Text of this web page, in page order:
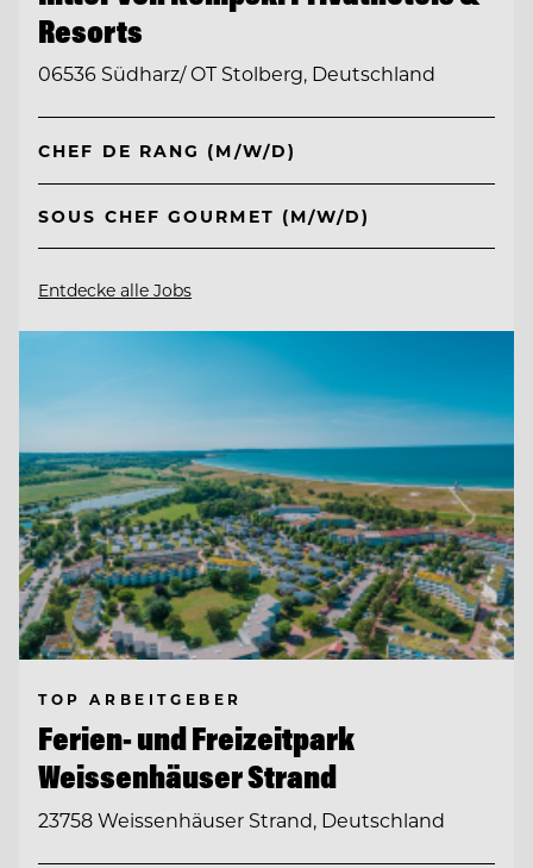
Resorts
06536 Südharz/ OT Stolberg, Deutschland
CHEF DE RANG (M/W/D)
SOUS CHEF GOURMET (M/W/D)
Entdecke alle Jobs
TOP ARBEITGEBER
Ferien- und Freizeitpark
Weissenhäuser Strand
23758 Weissenhäuser Strand, Deutschland